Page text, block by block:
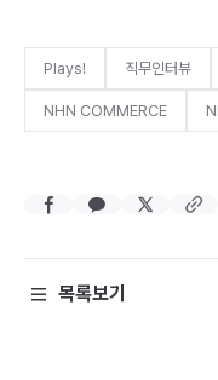
Plays! 직무인터뷰
NHN COMMERCE
목록보기